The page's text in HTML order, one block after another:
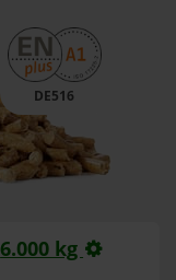
DE516
6.000 kg